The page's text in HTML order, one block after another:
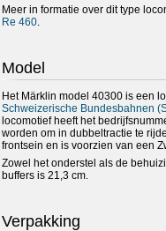
Meer in formatie over dit type
Re 460.
Model
Het Märklin model 40300 is een
Schweizerische Bundesbahnen
locomotief heeft het
worden om in dubbeltractie te
frontsein en is voorzien van een
Zowel het onderstel als de
buffers is 21,3 cm.
Verpakking